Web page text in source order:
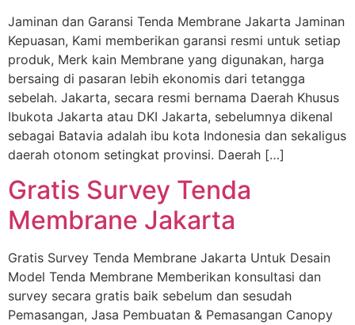
Jaminan dan Garansi Tenda Membrane Jakarta Jaminan
Kepuasan, Kami memberikan garansi resmi untuk setiap
produk, Merk kain Membrane yang digunakan, harga
bersaing di pasaran lebih ekonomis dari tetangga
sebelah. Jakarta, secara resmi bernama Daerah Khusus
Ibukota Jakarta atau DKI Jakarta, sebelumnya dikenal
sebagai Batavia adalah ibu kota Indonesia dan sekaligus
daerah otonom setingkat provinsi. Daerah […]
Gratis Survey Tenda
Membrane Jakarta
Gratis Survey Tenda Membrane Jakarta Untuk Desain
Model Tenda Membrane Memberikan konsultasi dan
survey secara gratis baik sebelum dan sesudah
Pemasangan, Jasa Pembuatan & Pemasangan Canopy